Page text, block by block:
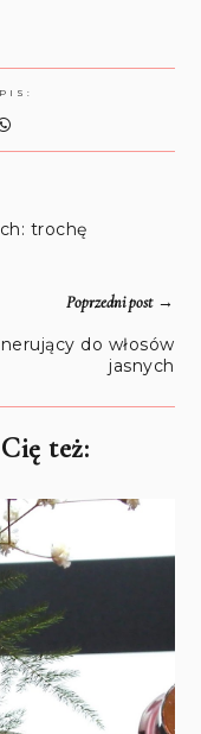
trochę
Poprzedni post→
do włosów
jasnych
też: